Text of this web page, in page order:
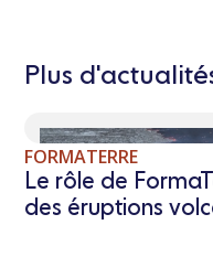
Plus
FORMATERRE
Le rôle de
des éruptions